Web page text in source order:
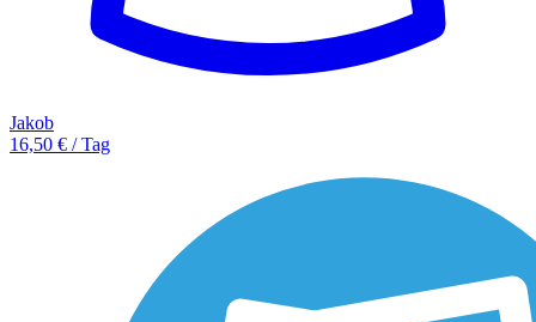
Jakob
16,50 € / Tag